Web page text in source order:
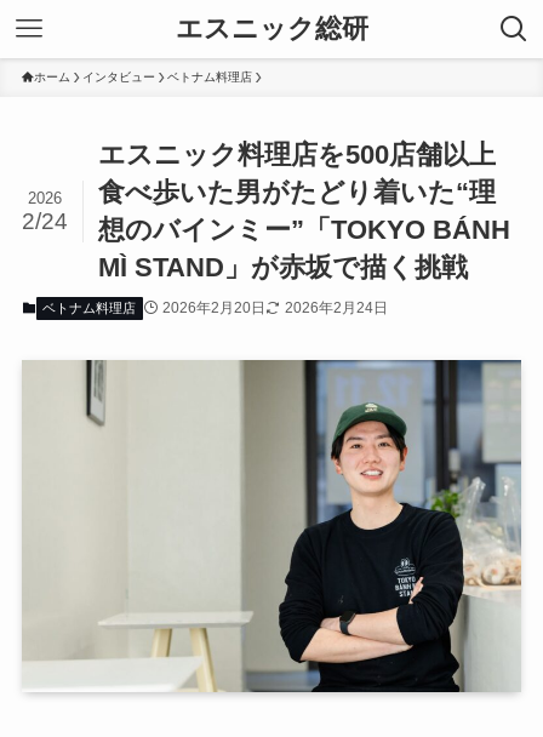
エスニック総研
ホーム インタビュー ベトナム料理店
エスニック料理店を500店舗以上
食べ歩いた男がたどり着いた“理
想のバインミー”「TOKYO BÁNH
MÌ STAND」が赤坂で描く挑戦
2026
2/24
ベトナム料理店 2026年2月20日 2026年2月24日